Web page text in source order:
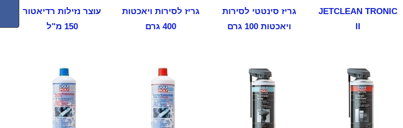
JETCLEAN TRONIC
גריז סינטטי לסירות
ויאכטות 100 גרם
גריז לסירות ויאכטות
400 גרם
עוצר נזילות רדיאטור
150 מ"ל